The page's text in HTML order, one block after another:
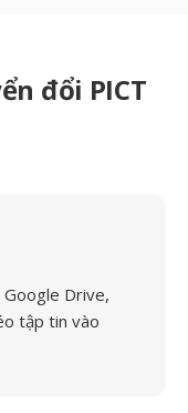
đổi PICT
Drive,
tập tin vào